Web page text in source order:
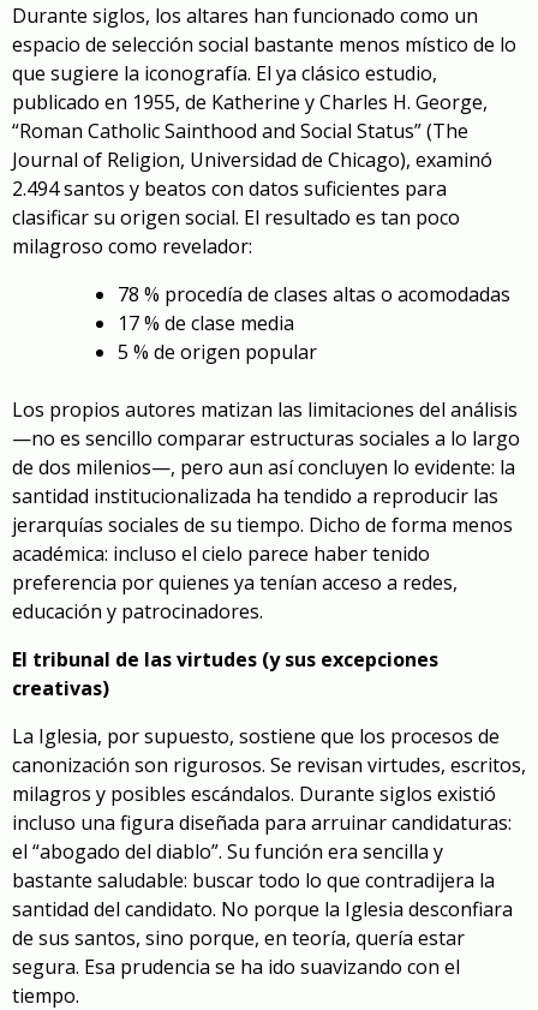
Durante siglos, los altares han funcionado como un
espacio de selección social bastante menos místico de lo
que sugiere la iconografía. El ya clásico estudio,
publicado en 1955, de Katherine y Charles H. George,
“Roman Catholic Sainthood and Social Status” (The
Journal of Religion, Universidad de Chicago), examinó
2.494 santos y beatos con datos suficientes para
clasificar su origen social. El resultado es tan poco
milagroso como revelador:
78 % procedía de clases altas o acomodadas
17 % de clase media
5 % de origen popular
Los propios autores matizan las limitaciones del análisis
—no es sencillo comparar estructuras sociales a lo largo
de dos milenios—, pero aun así concluyen lo evidente: la
santidad institucionalizada ha tendido a reproducir las
jerarquías sociales de su tiempo. Dicho de forma menos
académica: incluso el cielo parece haber tenido
preferencia por quienes ya tenían acceso a redes,
educación y patrocinadores.
El tribunal de las virtudes (y sus excepciones
creativas)
La Iglesia, por supuesto, sostiene que los procesos de
canonización son rigurosos. Se revisan virtudes, escritos,
milagros y posibles escándalos. Durante siglos existió
incluso una figura diseñada para arruinar candidaturas:
el “abogado del diablo”. Su función era sencilla y
bastante saludable: buscar todo lo que contradijera la
santidad del candidato. No porque la Iglesia desconfiara
de sus santos, sino porque, en teoría, quería estar
segura. Esa prudencia se ha ido suavizando con el
tiempo.